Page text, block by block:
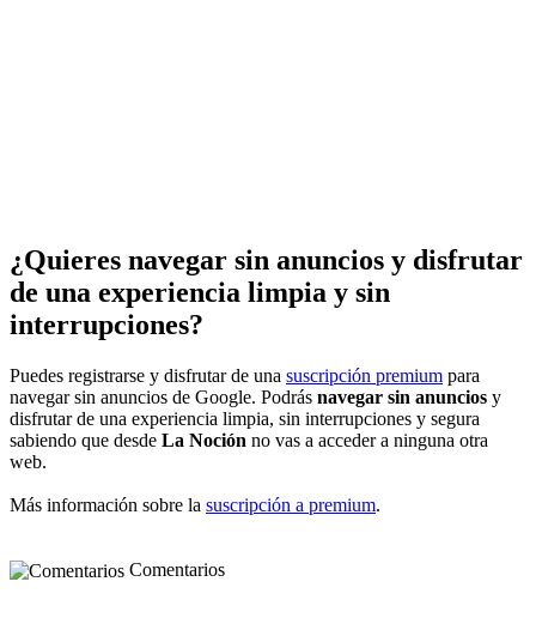
¿Quieres navegar sin anuncios y disfrutar
de una experiencia limpia y sin
interrupciones?
Puedes registrarse y disfrutar de una suscripción premium para
navegar sin anuncios de Google. Podrás navegar sin anuncios y
disfrutar de una experiencia limpia, sin interrupciones y segura
sabiendo que desde La Noción no vas a acceder a ninguna otra
web.
Más información sobre la suscripción a premium.
Comentarios